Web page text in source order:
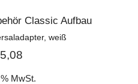
Classic Aufbau
weiß
MwSt.